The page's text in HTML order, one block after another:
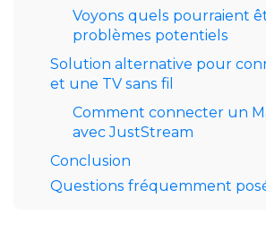
Voyons quels pourraient
problèmes potentiels
Solution alternative pour
et une TV sans fil
Comment connecter un
avec JustStream
Conclusion
Questions fréquemment